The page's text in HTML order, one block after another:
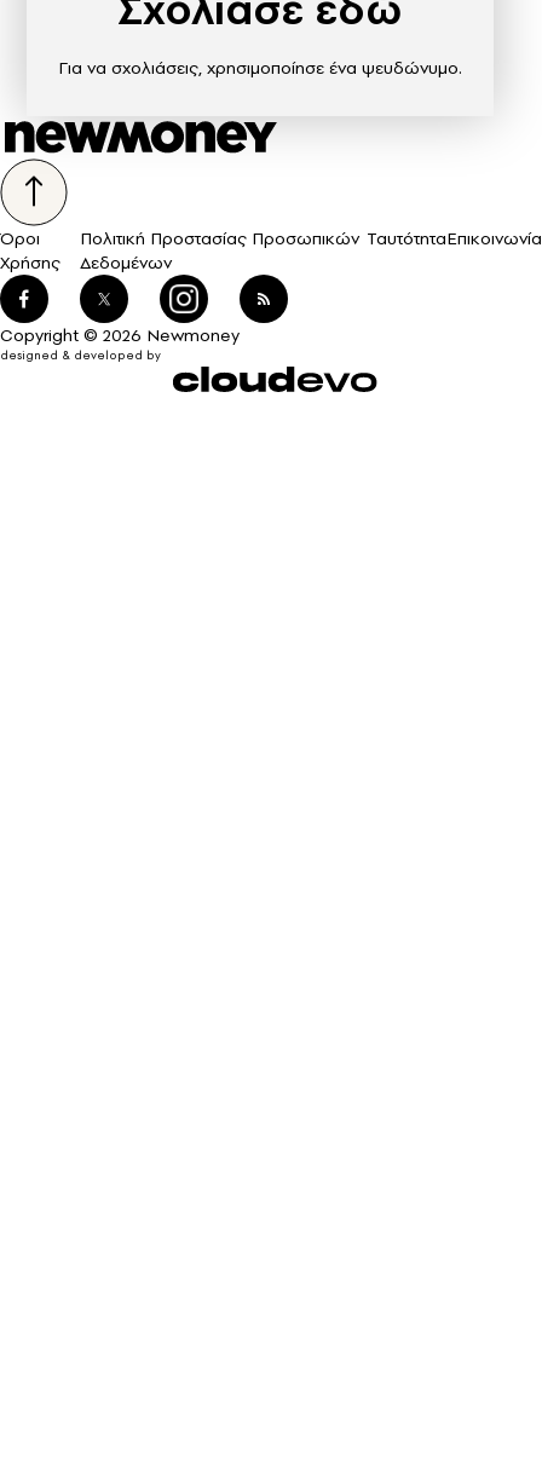
Για να σχολιάσεις, χρησιμοποίησε ένα ψευδώνυμο.
Όροι
Χρήσης
Πολιτική Προστασίας Προσωπικών
Δεδομένων
ΤαυτότηταΕπικοινωνία
Copyright © 2026 Newmoney
designed & developed by